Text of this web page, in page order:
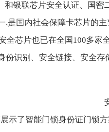
和银联芯片安全认证、国
,是国内社会保障卡芯片的
全芯片也已在全国100多
份识别、安全链接、安全存
示了智能门锁身份证门锁